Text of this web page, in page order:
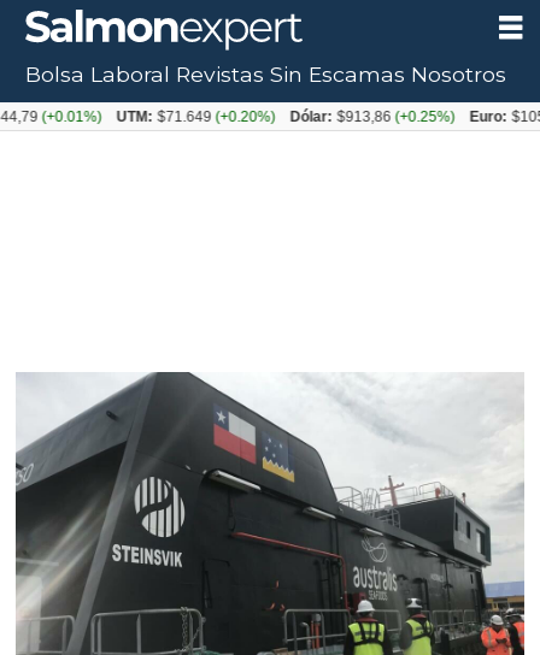
Bolsa Laboral Revistas Sin Escamas Nosotros
UTM: $71.649(+0.20%) Dólar: $913,86(+0.25%) Euro: $1053,08